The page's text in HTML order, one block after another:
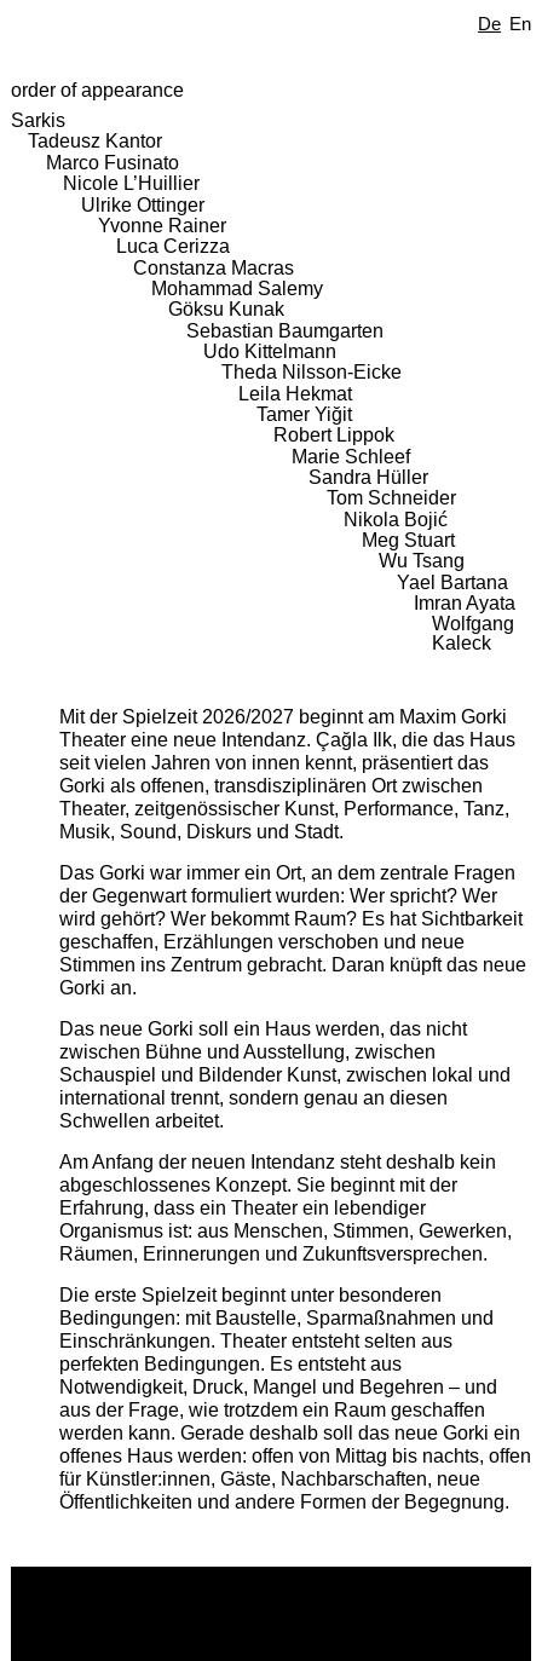
De En
order of appearance
Sarkis
Tadeusz Kantor
Marco Fusinato
Nicole L’Huillier
Ulrike Ottinger
Yvonne Rainer
Luca Cerizza
Constanza Macras
Mohammad Salemy
Göksu Kunak
Sebastian Baumgarten
Udo Kittelmann
Theda Nilsson-Eicke
Leila Hekmat
Tamer Yiğit
Robert Lippok
Marie Schleef
Sandra Hüller
Tom Schneider
Nikola Bojić
Meg Stuart
Wu Tsang
Yael Bartana
Imran Ayata
Wolfgang
Kaleck
Mit der Spielzeit 2026/2027 beginnt am Maxim Gorki
Theater eine neue Intendanz. Çağla Ilk, die das Haus
seit vielen Jahren von innen kennt, präsentiert das
Gorki als offenen, transdisziplinären Ort zwischen
Theater, zeitgenössischer Kunst, Performance, Tanz,
Musik, Sound, Diskurs und Stadt.
Das Gorki war immer ein Ort, an dem zentrale Fragen
der Gegenwart formuliert wurden: Wer spricht? Wer
wird gehört? Wer bekommt Raum? Es hat Sichtbarkeit
geschaffen, Erzählungen verschoben und neue
Stimmen ins Zentrum gebracht. Daran knüpft das neue
Gorki an.
Das neue Gorki soll ein Haus werden, das nicht
zwischen Bühne und Ausstellung, zwischen
Schauspiel und Bildender Kunst, zwischen lokal und
international trennt, sondern genau an diesen
Schwellen arbeitet.
Am Anfang der neuen Intendanz steht deshalb kein
abgeschlossenes Konzept. Sie beginnt mit der
Erfahrung, dass ein Theater ein lebendiger
Organismus ist: aus Menschen, Stimmen, Gewerken,
Räumen, Erinnerungen und Zukunftsversprechen.
Die erste Spielzeit beginnt unter besonderen
Bedingungen: mit Baustelle, Sparmaßnahmen und
Einschränkungen. Theater entsteht selten aus
perfekten Bedingungen. Es entsteht aus
Notwendigkeit, Druck, Mangel und Begehren – und
aus der Frage, wie trotzdem ein Raum geschaffen
werden kann. Gerade deshalb soll das neue Gorki ein
offenes Haus werden: offen von Mittag bis nachts, offen
für Künstler:innen, Gäste, Nachbarschaften, neue
Öffentlichkeiten und andere Formen der Begegnung.